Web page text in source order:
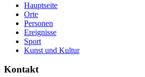
Hauptseite
Orte
Personen
Ereignisse
Sport
Kunst und Kultur
Kontakt